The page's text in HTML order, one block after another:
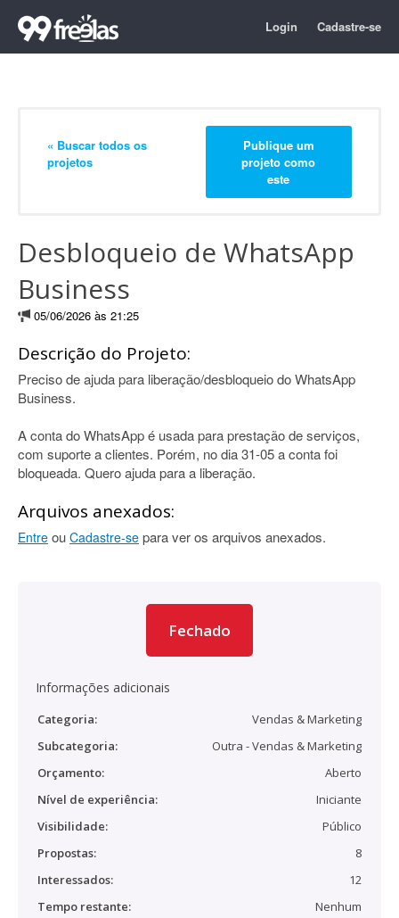
Login Cadastre-se
« Buscar todos os
projetos
Publique um
projeto como
este
Desbloqueio de WhatsApp
Business
05/06/2026 às 21:25
Descrição do Projeto:
Preciso de ajuda para liberação/desbloqueio do WhatsApp
Business.
A conta do WhatsApp é usada para prestação de serviços,
com suporte a clientes. Porém, no dia 31-05 a conta foi
bloqueada. Quero ajuda para a liberação.
Arquivos anexados:
Entre ou Cadastre-se para ver os arquivos anexados.
Fechado
Informações adicionais
Categoria:
Vendas & Marketing
Subcategoria:
Outra - Vendas & Marketing
Orçamento:
Aberto
Nível de experiência:
Iniciante
Visibilidade:
Público
Propostas:
8
Interessados:
12
Tempo restante:
Nenhum